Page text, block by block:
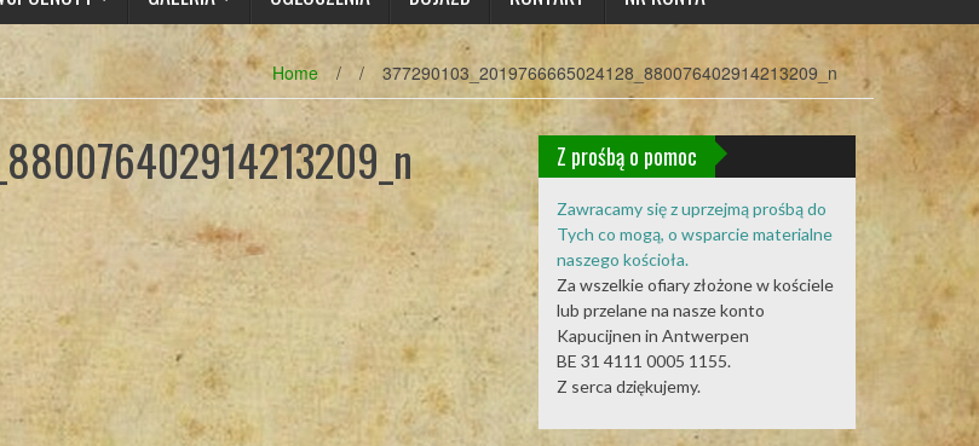
Home / / 377290103_2019766665024128_880076402914213209_n
Z prośbą o pomoc
Zawracamy się z uprzejmą prośbą do
Tych co mogą, o wsparcie materialne
naszego kościoła.
Za wszelkie ofiary złożone w kościele
lub przelane na nasze konto
Kapucijnen in Antwerpen
BE 31 4111 0005 1155.
Z serca dziękujemy.